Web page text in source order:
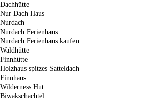
Dachhütte
Nur Dach Haus
Nurdach
Nurdach Ferienhaus
Nurdach Ferienhaus kaufen
Waldhütte
Finnhütte
Holzhaus spitzes Satteldach
Finnhaus
Wilderness Hut
Biwakschachtel